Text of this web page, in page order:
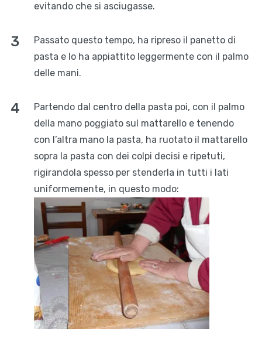
evitando che si asciugasse.
Passato questo tempo, ha ripreso il panetto di
pasta e lo ha appiattito leggermente con il palmo
delle mani.
Partendo dal centro della pasta poi, con il palmo
della mano poggiato sul mattarello e tenendo
con l’altra mano la pasta, ha ruotato il mattarello
sopra la pasta con dei colpi decisi e ripetuti,
rigirandola spesso per stenderla in tutti i lati
uniformemente, in questo modo: